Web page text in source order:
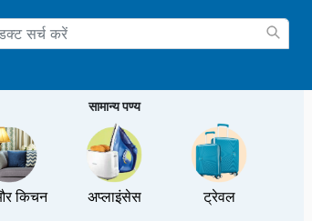
सामान्य पण्य
किचन अप्लाइंसेस ट्रेवल